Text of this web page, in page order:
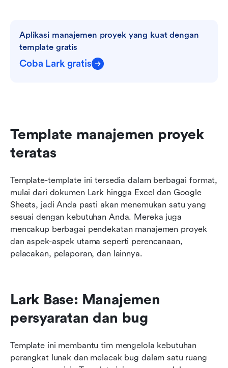
Aplikasi manajemen proyek yang kuat dengan
template gratis
Coba Lark gratis
Template manajemen proyek
teratas
Template-template ini tersedia dalam berbagai format,
mulai dari dokumen Lark hingga Excel dan Google
Sheets, jadi Anda pasti akan menemukan satu yang
sesuai dengan kebutuhan Anda. Mereka juga
mencakup berbagai pendekatan manajemen proyek
dan aspek-aspek utama seperti perencanaan,
pelacakan, pelaporan, dan lainnya.
Lark Base: Manajemen
persyaratan dan bug
Template ini membantu tim mengelola kebutuhan
perangkat lunak dan melacak bug dalam satu ruang